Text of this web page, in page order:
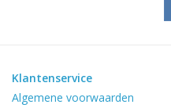
Klantenservice
Algemene voorwaarden